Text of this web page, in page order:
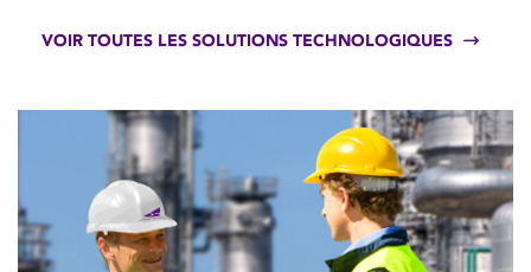
VOIR TOUTES LES SOLUTIONS TECHNOLOGIQUES